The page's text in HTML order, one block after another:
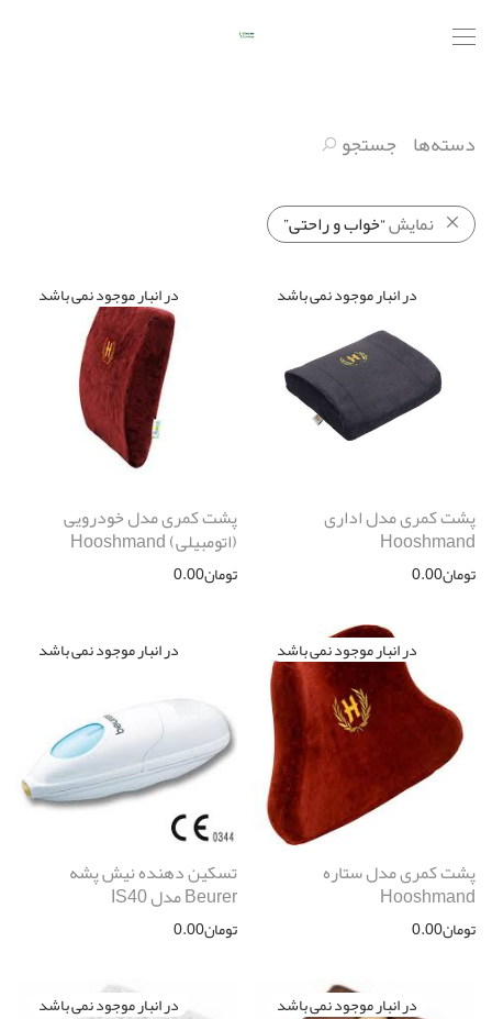
دسته‌ها جستجو
نمایش“خواب و راحتی”
پشت کمری مدل اداری
Hooshmand
تومان0.00
پشت کمری مدل خودرویی
(اتومبیلی) Hooshmand
تومان0.00
پشت کمری مدل ستاره
Hooshmand
تومان0.00
تسكين دهنده نيش پشه
Beurer مدل IS40
تومان0.00